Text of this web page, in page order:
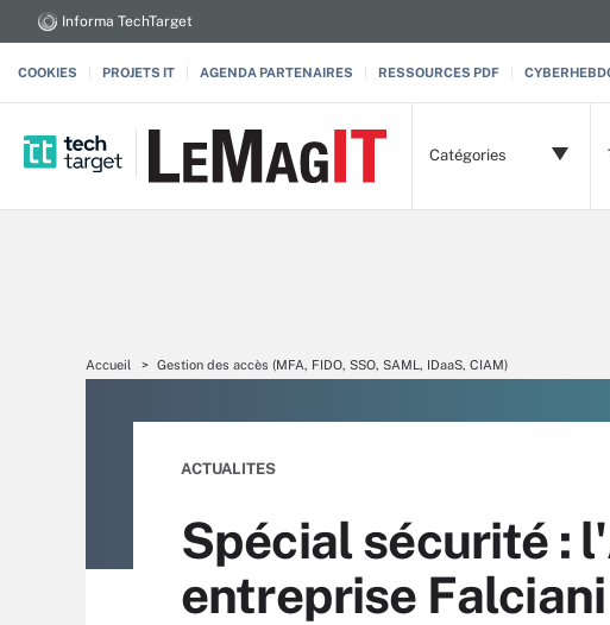
Informa TechTarget
COOKIES PROJETS IT AGENDA PARTENAIRES RESSOURCES PDF
Catégories
Accueil Gestion des accès (MFA, FIDO, SSO, SAML, IDaaS, CIAM)
ACTUALITES
Spécial sécurité :
entreprise Falciani